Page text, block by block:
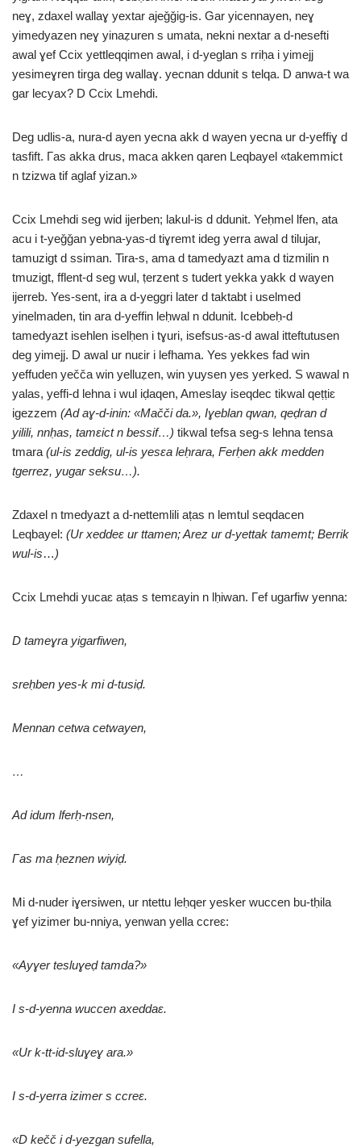
neɣ, zdaxel wallaɣ yextar ajeǧǧig-is. Gar yicennayen, neɣ
yimedyazen neɣ yinaẓuren s umata, nekni nextar a d-nesefti
awal ɣef Ccix yettleqqimen awal, i d-yeglan s rriḥa i yimejj
yesimeɣren tirga deg wallaɣ. yecnan ddunit s telqa. D anwa-t wa
gar lecyax? D Ccix Lmehdi.
Deg udlis-a, nura-d ayen yecna akk d wayen yecna ur d-yeffiɣ d
tasfift. Γas akka drus, maca akken qaren Leqbayel «takemmict
n tzizwa tif aglaf yizan.»
Ccix Lmehdi seg wid ijerben; lakul-is d ddunit. Yeḥmel lfen, ata
acu i t-yeǧǧan yebna-yas-d tiɣremt ideg yerra awal d tilujar,
tamuzigt d ssiman. Tira-s, ama d tamedyazt ama d tizmilin n
tmuzigt, fflent-d seg wul, ṭerzent s tudert yekka yakk d wayen
ijerreb. Yes-sent, ira a d-yeggri later d taktabt i uselmed
yinelmaden, tin ara d-yeffin leḥwal n ddunit. Icebbeḥ-d
tamedyazt isehlen iselḥen i tɣuri, isefsus-as-d awal itteftutusen
deg yimejj. D awal ur nuɛir i lefhama. Yes yekkes fad win
yeffuden yečča win yelluẓen, win yuysen yes yerked. S wawal n
yalas, yeffi-d lehna i wul iḍaqen, Ameslay iseqdec tikwal qeṭṭiɛ
igezzem (Ad aɣ-d-inin: «Mačči da.», Iɣeblan qwan, qeḍran d
yilili, nnḥas, tamεict n bessif…) tikwal tefsa seg-s lehna tensa
tmara (ul-is zeddig, ul-is yesɛa leḥrara, Ferḥen akk medden
tgerrez, yugar seksu…).
Zdaxel n tmedyazt a d-nettemlili aṭas n lemtul seqdacen
Leqbayel: (Ur xeddeɛ ur ttamen; Arez ur d-yettak tamemt; Berrik
wul-is…)
Ccix Lmehdi yucaɛ aṭas s temɛayin n lḥiwan. Γef ugarfiw yenna:
D tameɣra yigarfiwen,
sreḥben yes-k mi d-tusiḍ.
Mennan cetwa cetwayen,
…
Ad idum lferḥ-nsen,
Γas ma ḥeznen wiyiḍ.
Mi d-nuder iɣersiwen, ur ntettu leḥqer yesker wuccen bu-tḥila
ɣef yizimer bu-nniya, yenwan yella ccreɛ:
«Ayɣer tesluɣeḍ tamda?»
I s-d-yenna wuccen axeddaɛ.
«Ur k-tt-id-sluɣeɣ ara.»
I s-d-yerra izimer s ccreɛ.
«D kečč i d-yezgan sufella,